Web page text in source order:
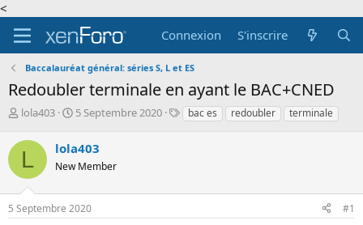
<
Connexion
S'inscrire
Baccalauréat général: séries S, L et ES
Redoubler terminale en ayant le BAC+CNED
A
t
e
u
d
e
lola403
D
e
d
d
é
5 Septembre 2020
Tbac es redoubler terminale
L lola403
New Member
5 Septembre 2020 #1